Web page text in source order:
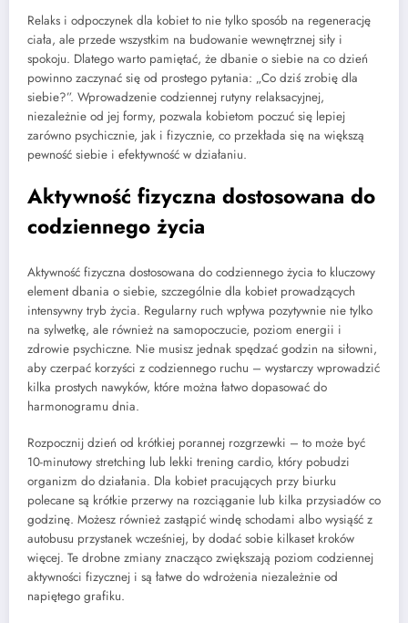
Relaks i odpoczynek dla kobiet to nie tylko sposób na regenerację
ciała, ale przede wszystkim na budowanie wewnętrznej siły i
spokoju. Dlatego warto pamiętać, że dbanie o siebie na co dzień
powinno zaczynać się od prostego pytania: „Co dziś zrobię dla
siebie?”. Wprowadzenie codziennej rutyny relaksacyjnej,
niezależnie od jej formy, pozwala kobietom poczuć się lepiej
zarówno psychicznie, jak i fizycznie, co przekłada się na większą
pewność siebie i efektywność w działaniu.
Aktywność fizyczna dostosowana do
codziennego życia
Aktywność fizyczna dostosowana do codziennego życia to kluczowy
element dbania o siebie, szczególnie dla kobiet prowadzących
intensywny tryb życia. Regularny ruch wpływa pozytywnie nie tylko
na sylwetkę, ale również na samopoczucie, poziom energii i
zdrowie psychiczne. Nie musisz jednak spędzać godzin na siłowni,
aby czerpać korzyści z codziennego ruchu – wystarczy wprowadzić
kilka prostych nawyków, które można łatwo dopasować do
harmonogramu dnia.
Rozpocznij dzień od krótkiej porannej rozgrzewki – to może być
10-minutowy stretching lub lekki trening cardio, który pobudzi
organizm do działania. Dla kobiet pracujących przy biurku
polecane są krótkie przerwy na rozciąganie lub kilka przysiadów co
godzinę. Możesz również zastąpić windę schodami albo wysiąść z
autobusu przystanek wcześniej, by dodać sobie kilkaset kroków
więcej. Te drobne zmiany znacząco zwiększają poziom codziennej
aktywności fizycznej i są łatwe do wdrożenia niezależnie od
napiętego grafiku.